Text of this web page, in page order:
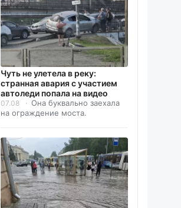
Чуть не улетела в реку:
странная авария с участием
автоледи попала на видео
07.08
Она буквально заехала
на ограждение моста.